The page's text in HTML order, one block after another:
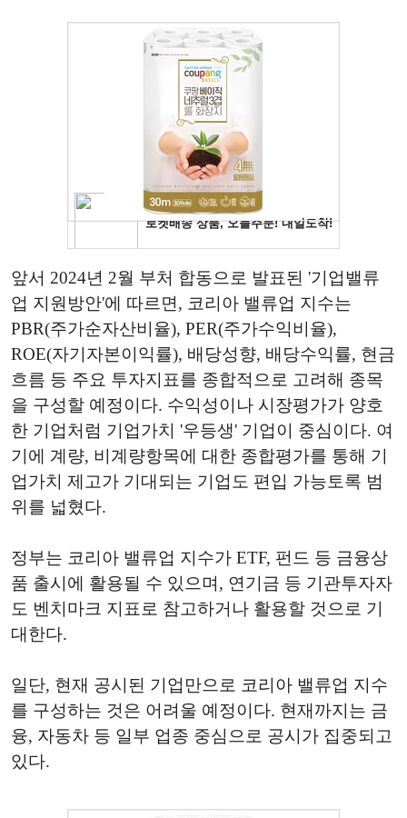
앞서 2024년 2월 부처 합동으로 발표된 '기업밸류
업 지원방안'에 따르면, 코리아 밸류업 지수는
PBR(주가순자산비율), PER(주가수익비율),
ROE(자기자본이익률), 배당성향, 배당수익률, 현금
흐름 등 주요 투자지표를 종합적으로 고려해 종목
을 구성할 예정이다. 수익성이나 시장평가가 양호
한 기업처럼 기업가치 '우등생' 기업이 중심이다. 여
기에 계량, 비계량항목에 대한 종합평가를 통해 기
업가치 제고가 기대되는 기업도 편입 가능토록 범
위를 넓혔다.
정부는 코리아 밸류업 지수가 ETF, 펀드 등 금융상
품 출시에 활용될 수 있으며, 연기금 등 기관투자자
도 벤치마크 지표로 참고하거나 활용할 것으로 기
대한다.
일단, 현재 공시된 기업만으로 코리아 밸류업 지수
를 구성하는 것은 어려울 예정이다. 현재까지는 금
융, 자동차 등 일부 업종 중심으로 공시가 집중되고
있다.